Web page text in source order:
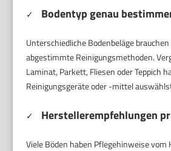
✓ Bodentyp genau
Unterschiedliche Bodenbeläge
abgestimmte Reinigungsmethoden.
Laminat, Parkett, Fliesen oder Teppich
Reinigungsgeräte oder -mittel
✓ Herstellerempfehlungen
Viele Böden haben Pflegehinweise vom